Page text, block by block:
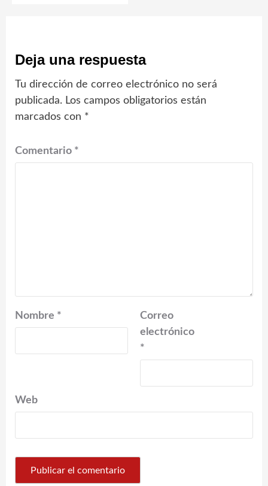
Deja una respuesta
Tu dirección de correo electrónico no será
publicada. Los campos obligatorios están
marcados con *
Comentario *
Nombre *
Correo
electrónico
*
Web